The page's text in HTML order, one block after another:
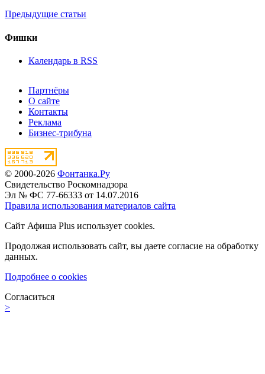
Предыдущие статьи
Фишки
Календарь в RSS
Партнёры
О сайте
Контакты
Реклама
Бизнес-трибуна
© 2000-2026 Фонтанка.Ру
Свидетельство Роскомнадзора
Эл № ФС 77-66333 от 14.07.2016
Правила использования материалов сайта
Сайт Афиша Plus использует cookies.
Продолжая использовать сайт, вы даете согласие на обработку
данных.
Подробнее о cookies
Согласиться
>